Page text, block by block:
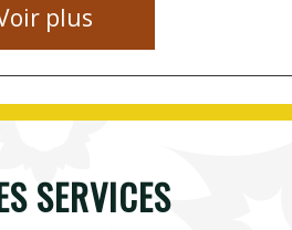
plus
SERVICES